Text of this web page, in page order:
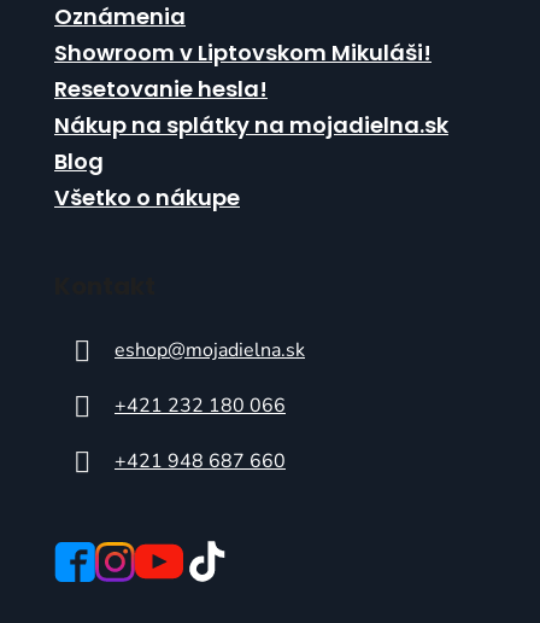
Oznámenia
Showroom v Liptovskom Mikuláši!
Resetovanie hesla!
Nákup na splátky na mojadielna.sk
Blog
Všetko o nákupe
eshop@mojadielna.sk
+421 232 180 066
+421 948 687 660